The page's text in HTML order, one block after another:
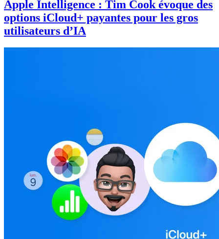
Apple Intelligence : Tim Cook évoque des
options iCloud+ payantes pour les gros
utilisateurs d’IA